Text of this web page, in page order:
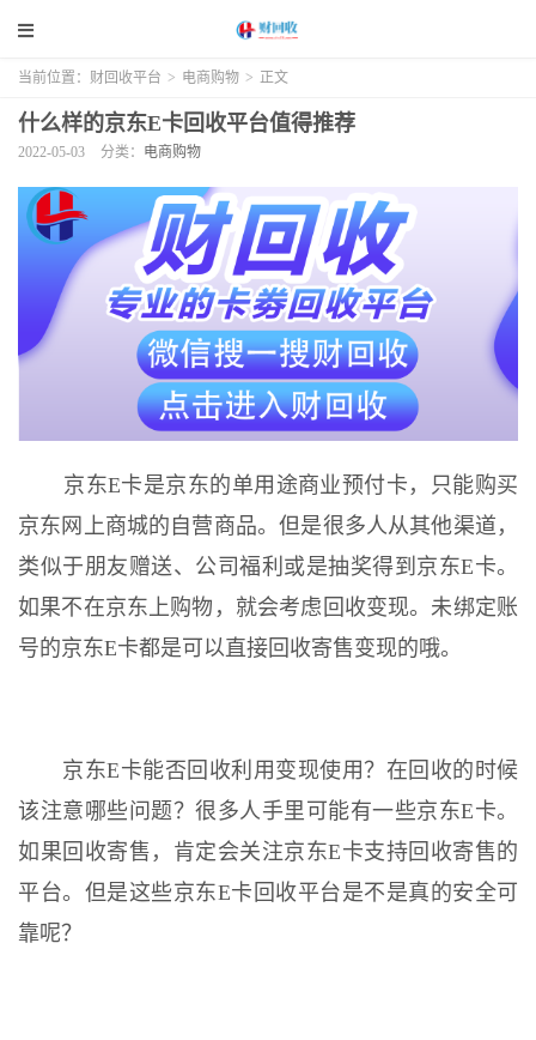
当前位置： 财回收平台 > 电商购物 > 正文
什么样的京东E卡回收平台值得推荐
2022-05-03 分类： 电商购物
京东E卡是京东的单用途商业预付卡，只能购买
京东网上商城的自营商品。但是很多人从其他渠道，
类似于朋友赠送、公司福利或是抽奖得到京东E卡。
如果不在京东上购物，就会考虑回收变现。未绑定账
号的京东E卡都是可以直接回收寄售变现的哦。
京东E卡能否回收利用变现使用？在回收的时候
该注意哪些问题？很多人手里可能有一些京东E卡。
如果回收寄售，肯定会关注京东E卡支持回收寄售的
平台。但是这些京东E卡回收平台是不是真的安全可
靠呢？